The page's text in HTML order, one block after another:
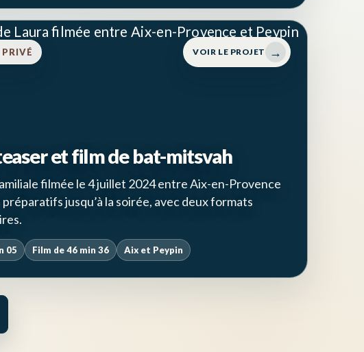
VOIR LE PROJET →
et film de bat-mitsvah
filmée le 4 juillet 2024 entre Aix-en-Provence
jusqu’à la soirée, avec deux formats
05 Film de 46 min 36 Aix et Peypin